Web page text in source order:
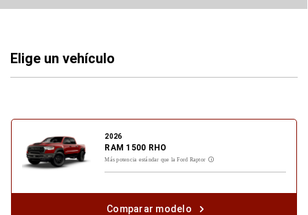
Elige un vehículo
2026
RAM 1500 RHO
Más potencia estándar que la Ford Raptor Disclosure
Comparar modelo